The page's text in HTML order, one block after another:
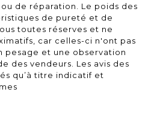
de réparation. Le poids des
de pureté et de
toutes réserves et ne
car celles-ci n'ont pas
pesage et une observation
des vendeurs. Les avis des
qu’à titre indicatif et